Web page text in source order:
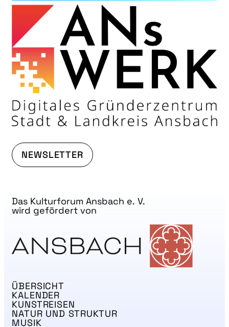
NEWSLETTER
ÜBERSICHT
KALENDER
KUNSTREISEN
NATUR UND STRUKTUR
MUSIK
Das Kulturforum Ansbach e. V.
wird gefördert von